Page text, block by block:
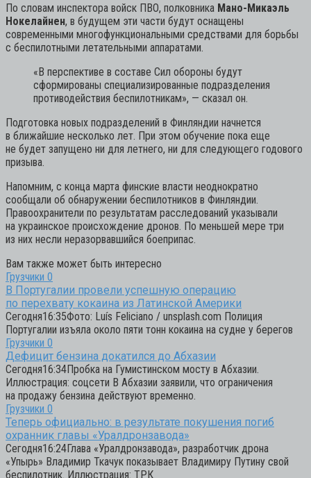
По словам инспектора войск ПВО, полковника Мано-Микаэль
Нокелайнен, в будущем эти части будут оснащены
современными многофункциональными средствами для борьбы
с беспилотными летательными аппаратами.
«В перспективе в составе Сил обороны будут
сформированы специализированные подразделения
противодействия беспилотникам», — сказал он.
Подготовка новых подразделений в Финляндии начнется
в ближайшие несколько лет. При этом обучение пока еще
не будет запущено ни для летнего, ни для следующего годового
призыва.
Напомним, с конца марта финские власти неоднократно
сообщали об обнаружении беспилотников в Финляндии.
Правоохранители по результатам расследований указывали
на украинское происхождение дронов. По меньшей мере три
из них несли неразорвавшийся боеприпас.
Вам также может быть интересно
Грузчики 0
В Португалии провели успешную операцию
по перехвату кокаина из Латинской Америки
Сегодня16:35Фото: Luís Feliciano / unsplash.com Полиция
Португалии изъяла около пяти тонн кокаина на судне у берегов
Грузчики 0
Дефицит бензина докатился до Абхазии
Сегодня16:34Пробка на Гумистинском мосту в Абхазии.
Иллюстрация: соцсети В Абхазии заявили, что ограничения
на продажу бензина действуют временно.
Грузчики 0
Теперь официально: в результате покушения погиб
охранник главы «Уралдронзавода»
Сегодня16:24Глава «Уралдронзавода», разработчик дрона
«Упырь» Владимир Ткачук показывает Владимиру Путину свой
беспилотник. Иллюстрация: ТРК